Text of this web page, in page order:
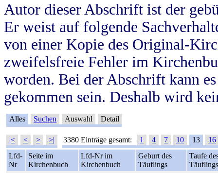
Autor dieser Abschrift ist der
Er weist auf folgende
von einer Kopie des Original-
zweifelsfreie Fehler im
worden. Bei der Abschrift kann
gekommen sein. Deshalb wird
Alles Suchen Auswahl Detail
|< < > >| 3380 Einträge gesamt: 1 4 7 10 13
16
Lfd-
Nr
Seite im
Kirchenbuch
Lfd-Nr im
Kirchenbuch
Geburt des
Täuflings
Taufe
Täuflings